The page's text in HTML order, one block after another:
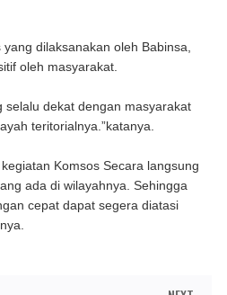
dilaksanakan oleh Babinsa,
oleh masyarakat.
selalu dekat dengan masyarakat
teritorialnya.”katanya.
Komsos Secara langsung
ada di wilayahnya. Sehingga
cepat dapat segera diatasi